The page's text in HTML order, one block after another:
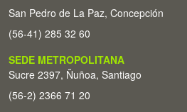
San Pedro de La Paz, Concepción
(56-41) 285 32 60
SEDE METROPOLITANA
Sucre 2397, Ñuñoa, Santiago
(56-2) 2366 71 20